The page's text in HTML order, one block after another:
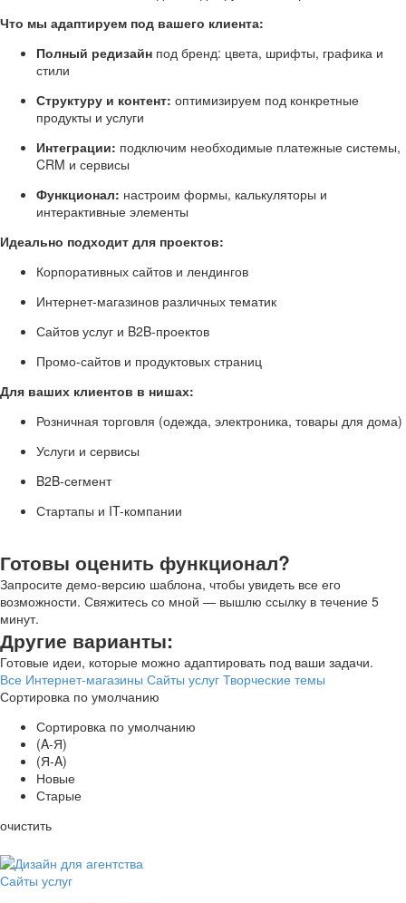
Что мы адаптируем под вашего клиента:
Полный редизайн под бренд: цвета, шрифты, графика и
стили
Структуру и контент: оптимизируем под конкретные
продукты и услуги
Интеграции: подключим необходимые платежные системы,
CRM и сервисы
Функционал: настроим формы, калькуляторы и
интерактивные элементы
Идеально подходит для проектов:
Корпоративных сайтов и лендингов
Интернет-магазинов различных тематик
Сайтов услуг и B2B-проектов
Промо-сайтов и продуктовых страниц
Для ваших клиентов в нишах:
Розничная торговля (одежда, электроника, товары для дома)
Услуги и сервисы
B2B-сегмент
Стартапы и IT-компании
Готовы оценить функционал?
Запросите демо-версию шаблона, чтобы увидеть все его
возможности. Свяжитесь со мной — вышлю ссылку в течение 5
минут.
Другие варианты:
Готовые идеи, которые можно адаптировать под ваши задачи.
Все Интернет-магазины Сайты услуг Творческие темы
Сортировка по умолчанию
Сортировка по умолчанию
(A-Я)
(Я-A)
Новые
Старые
очистить
Сайты услуг